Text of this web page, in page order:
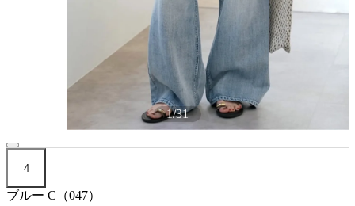
1/31
4
ブルー C（047）